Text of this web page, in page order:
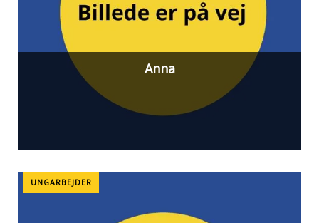
Anna
UNGARBEJDER